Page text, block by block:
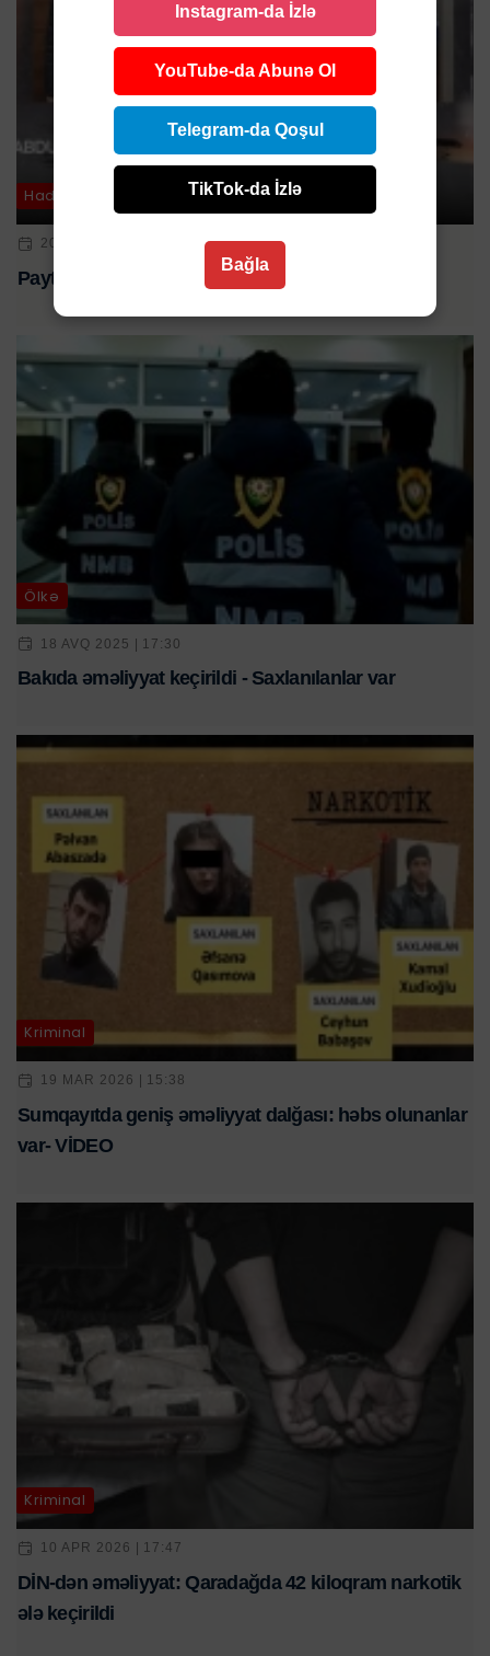
Hadisə
20 FEV 2026 | 17:27
Paytaxtda 24 kiloqram narkotik ələ keçirildi
Ölkə
18 AVQ 2025 | 17:30
Bakıda əməliyyat keçirildi - Saxlanılanlar var
Kriminal
19 MAR 2026 | 15:38
Sumqayıtda geniş əməliyyat dalğası: həbs olunanlar
var- VİDEO
Kriminal
10 APR 2026 | 17:47
DİN-dən əməliyyat: Qaradağda 42 kiloqram narkotik
ələ keçirildi
Instagram-da İzlə
YouTube-da Abunə Ol
Telegram-da Qoşul
TikTok-da İzlə
Bağla